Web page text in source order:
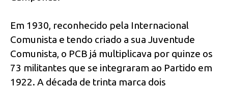
Em 1930, reconhecido pela Internacional
Comunista e tendo criado a sua Juventude
Comunista, o PCB já multiplicava por quinze os
73 militantes que se integraram ao Partido em
1922. A década de trinta marca dois